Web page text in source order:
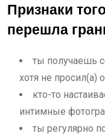
Признаки
перешла
ты получаешь
хотя не просил(а)
кто-то
интимные
ты регулярно